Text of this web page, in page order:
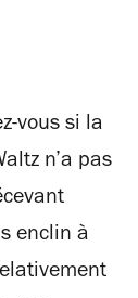
vous si la
n’a pas
enclin à